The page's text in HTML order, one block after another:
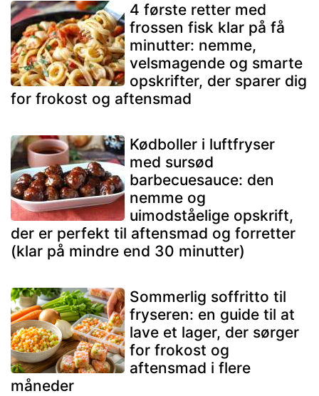
4 første retter med
frossen fisk klar på få
minutter: nemme,
velsmagende og smarte
opskrifter, der sparer dig
for frokost og aftensmad
Kødboller i luftfryser
med sursød
barbecuesauce: den
nemme og
uimodståelige opskrift,
der er perfekt til aftensmad og forretter
(klar på mindre end 30 minutter)
Sommerlig soffritto til
fryseren: en guide til at
lave et lager, der sørger
for frokost og
aftensmad i flere
måneder